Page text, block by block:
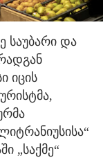
საუბარი და
იცის
„საქმე“